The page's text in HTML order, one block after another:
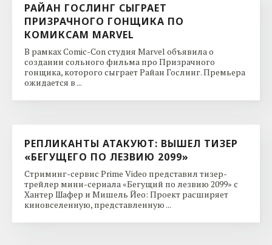
РАЙАН ГОСЛИНГ СЫГРАЕТ
ПРИЗРАЧНОГО ГОНЩИКА ПО
КОМИКСАМ MARVEL
В рамках Comic-Con студия Marvel объявила о
создании сольного фильма про Призрачного
гонщика, которого сыграет Райан Гослинг. Премьера
ожидается в ...
РЕПЛИКАНТЫ АТАКУЮТ: ВЫШЕЛ ТИЗЕР
«БЕГУЩЕГО ПО ЛЕЗВИЮ 2099»
Стриминг-сервис Prime Video представил тизер-
трейлер мини-сериала «Бегущий по лезвию 2099» с
Хантер Шафер и Мишель Йео: Проект расширяет
киновселенную, представленную ...